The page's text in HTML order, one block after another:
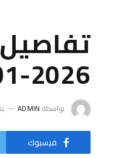
2026-01-18 في دوري إسبانيا, الدوري الإسباني
بواسطة ADMIN
فيسبوك